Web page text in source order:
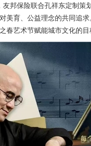
友邦保险联合孔祥东定制策
美育、公益理念的共同追
春艺术节赋能城市文化的目